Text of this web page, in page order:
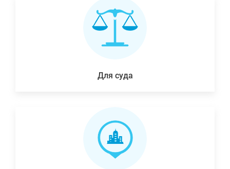
Для суда